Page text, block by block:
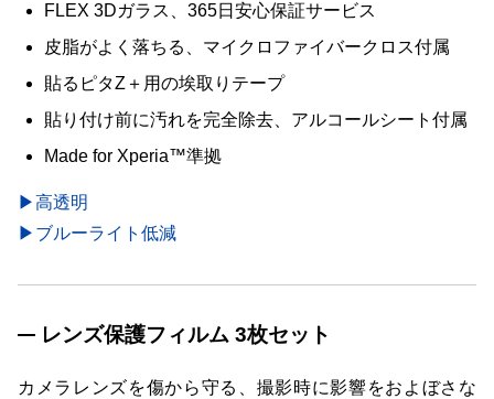
FLEX 3Dガラス、365日安心保証サービス
皮脂がよく落ちる、マイクロファイバークロス付属
貼るピタZ＋用の埃取りテープ
貼り付け前に汚れを完全除去、アルコールシート付属
Made for Xperia™準拠
▶高透明
▶ブルーライト低減
レンズ保護フィルム 3枚セット
カメラレンズを傷から守る、撮影時に影響をおよぼさな